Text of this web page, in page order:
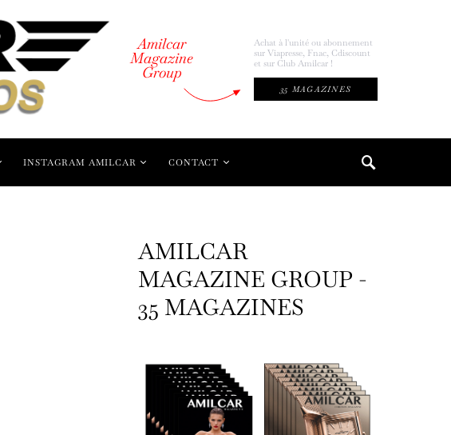
Amilcar
Magazine
Group
Achat à l'unité ou abonnement
sur Viapresse, Fnac, Cdiscount
et sur Club Amilcar !
35 MAGAZINES
INSTAGRAM AMILCAR CONTACT
AMILCAR
MAGAZINE GROUP -
35 MAGAZINES